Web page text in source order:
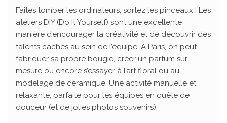
Faites tomber les ordinateurs, sortez les pinceaux ! Les
ateliers DIY (Do It Yourself) sont une excellente
manière d’encourager la créativité et de découvrir des
talents cachés au sein de l’équipe. À Paris, on peut
fabriquer sa propre bougie, créer un parfum sur-
mesure ou encore s’essayer à l’art floral ou au
modelage de céramique. Une activité manuelle et
relaxante, parfaite pour les équipes en quête de
douceur (et de jolies photos souvenirs).